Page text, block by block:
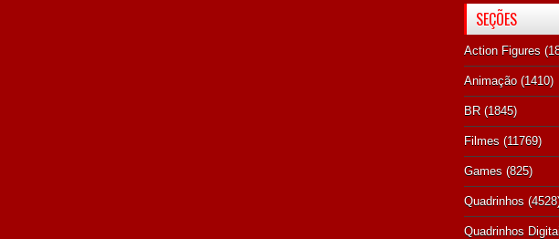
SEÇÕES
Action Figures
Animação (1410)
BR (1845)
Filmes (11769)
Games (825)
Quadrinhos
Quadrinhos